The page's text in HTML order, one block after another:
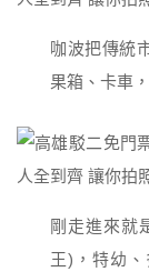
咖波把傳統
果箱、卡車
剛走進來就
王)，特幼